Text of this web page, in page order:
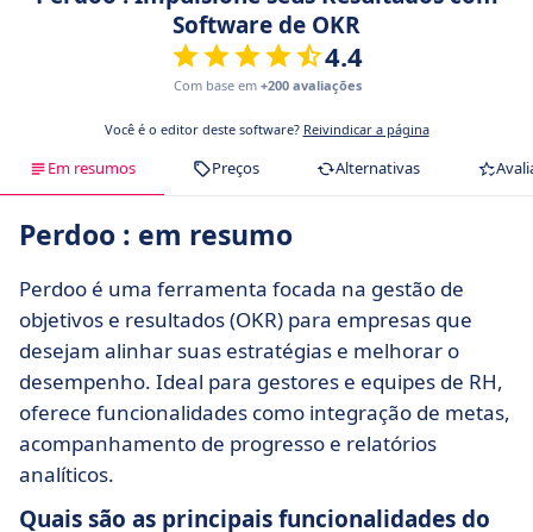
Software de OKR
4.4
Com base em +200 avaliações
Você é o editor deste software? Reivindicar a página
Em resumos Preços Alternativas
Perdoo : em resumo
Perdoo é uma ferramenta focada na gestão de
objetivos e resultados (OKR) para empresas que
desejam alinhar suas estratégias e melhorar o
desempenho. Ideal para gestores e equipes de RH,
oferece funcionalidades como integração de metas,
acompanhamento de progresso e relatórios
analíticos.
Quais são as principais funcionalidades do